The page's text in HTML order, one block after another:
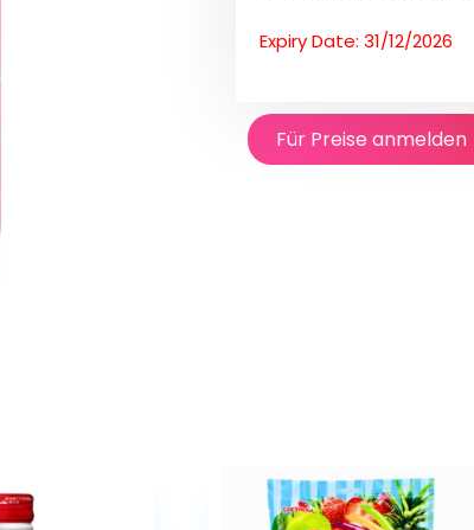
Expiry Date: 31/12/2026
Für Preise anmelden